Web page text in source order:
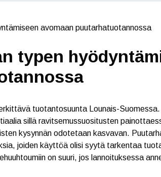
avomaan puutarhatuotannossa
typen
tuotantosuunta Lounais-
sillä ravitsemussuositusten
kysynnän odotetaan kasvavan.
joiden käyttöä olisi syytä tarkentaa
on suuri, jos lannoituksessa